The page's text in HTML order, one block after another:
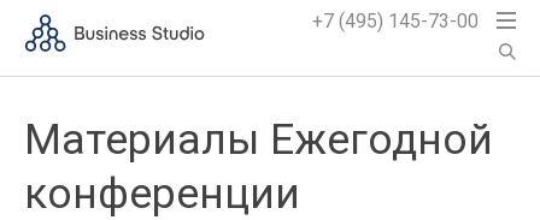
+7 (495) 145-73-00
Материалы Ежегодной
конференции